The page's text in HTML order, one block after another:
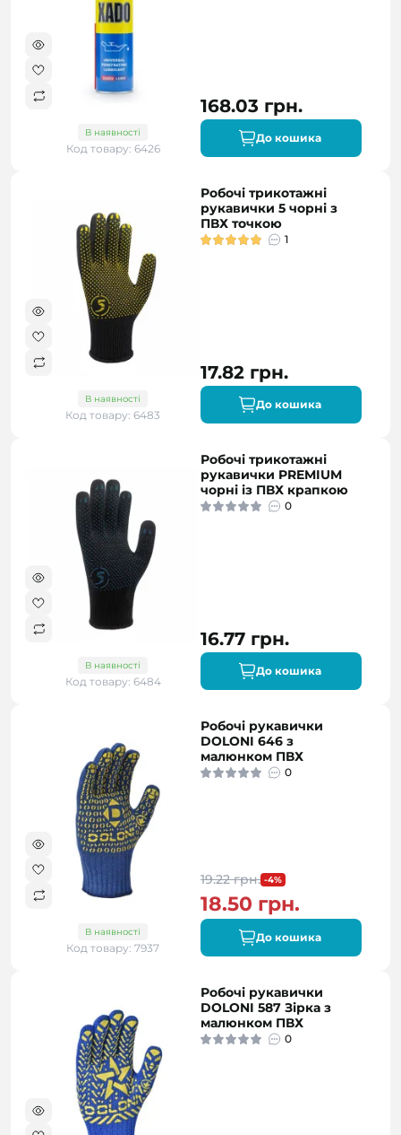
В наявності
Код товару: 6426
168.03 грн.
До кошика
В наявності
Код товару: 6483
Робочі трикотажні
рукавички 5 чорні з
ПВХ точкою
1
17.82 грн.
До кошика
В наявності
Код товару: 6484
Робочі трикотажні
рукавички PREMIUM
чорні із ПВХ крапкою
0
16.77 грн.
До кошика
В наявності
Код товару: 7937
Робочі рукавички
DOLONI 646 з
малюнком ПВХ
0
19.22 грн. -4%
18.50 грн.
До кошика
Робочі рукавички
DOLONI 587 Зірка з
малюнком ПВХ
0